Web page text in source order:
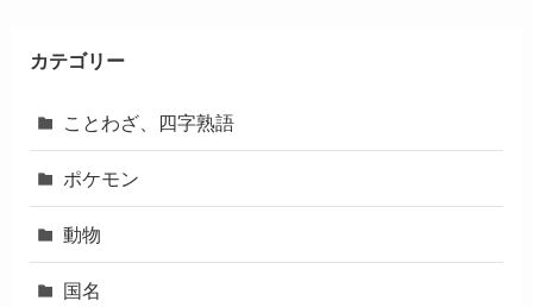
カテゴリー
ことわざ、四字熟語
ポケモン
動物
国名